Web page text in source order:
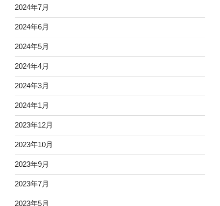
2024年7月
2024年6月
2024年5月
2024年4月
2024年3月
2024年1月
2023年12月
2023年10月
2023年9月
2023年7月
2023年5月